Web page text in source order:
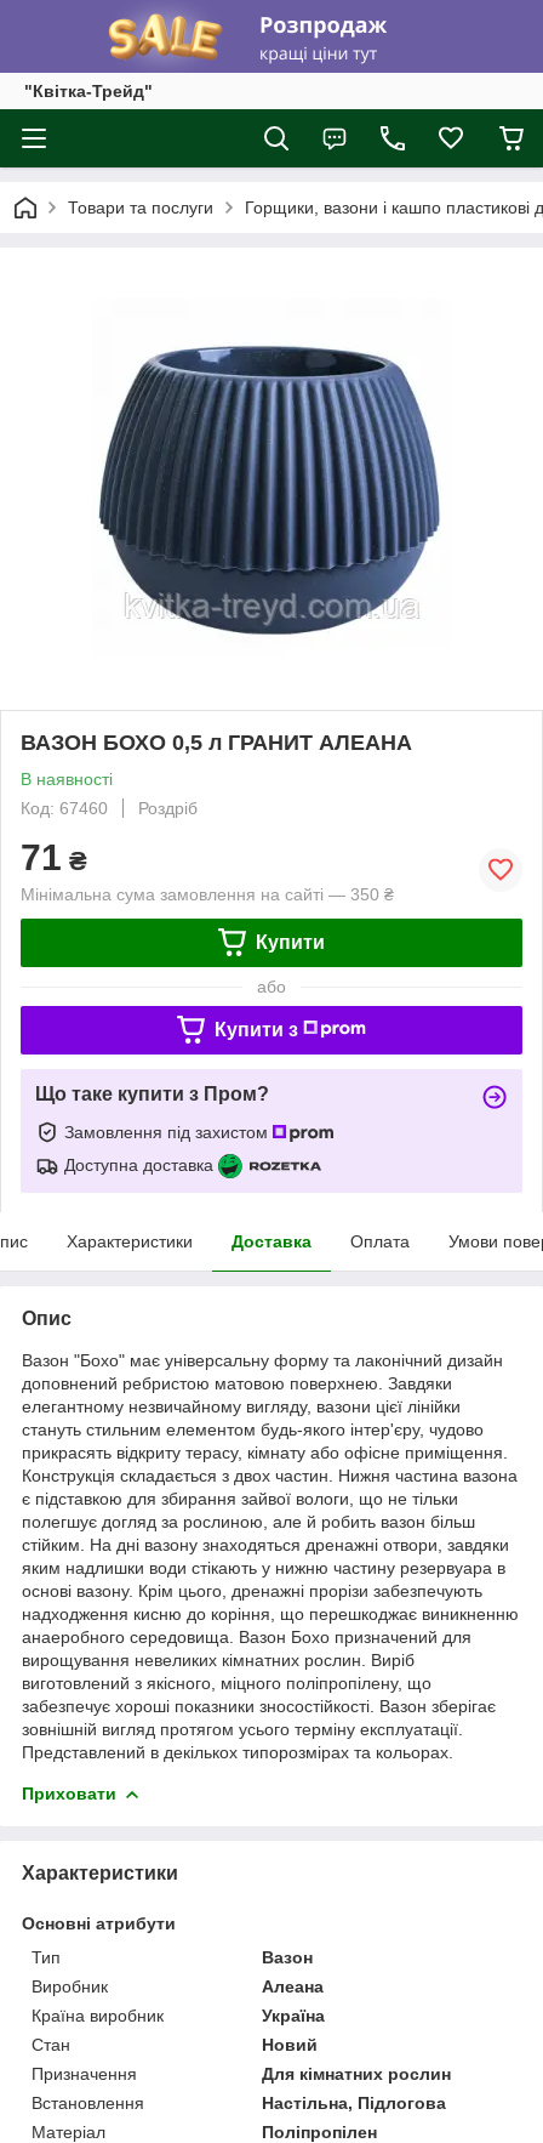
"Квітка-Трейд"
Товари та послуги Горщики, вазони і кашпо пластикові
ВАЗОН БОХО 0,5 л ГРАНИТ АЛЕАНА
В наявності
Код: 67460
Роздріб
71 ₴
Мінімальна сума замовлення на сайті — 350 ₴
Купити
або
Купити з
Що таке купити з Пром?
Замовлення під захистом
Доступна доставка
Характеристики Доставка Оплата Умови
Опис
Вазон "Бохо" має універсальну форму та лаконічний дизайн
доповнений ребристою матовою поверхнею. Завдяки
елегантному незвичайному вигляду, вазони цієї лінійки
стануть стильним елементом будь-якого інтер'єру, чудово
прикрасять відкриту терасу, кімнату або офісне приміщення.
Конструкція складається з двох частин. Нижня частина вазона
є підставкою для збирання зайвої вологи, що не тільки
полегшує догляд за рослиною, але й робить вазон більш
стійким. На дні вазону знаходяться дренажні отвори, завдяки
яким надлишки води стікають у нижню частину резервуара в
основі вазону. Крім цього, дренажні прорізи забезпечують
надходження кисню до коріння, що перешкоджає виникненню
анаеробного середовища. Вазон Бохо призначений для
вирощування невеликих кімнатних рослин. Виріб
виготовлений з якісного, міцного поліпропілену, що
забезпечує хороші показники зносостійкості. Вазон зберігає
зовнішній вигляд протягом усього терміну експлуатації.
Представлений в декількох типорозмірах та кольорах.
Приховати
Характеристики
Основні атрибути
Тип
Вазон
Виробник
Алеана
Країна виробник
Україна
Стан
Новий
Призначення
Для кімнатних рослин
Встановлення
Настільна, Підлогова
Матеріал
Поліпропілен